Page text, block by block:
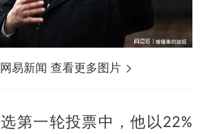
易新闻 查看更多图片
第一轮投票中，他以22%